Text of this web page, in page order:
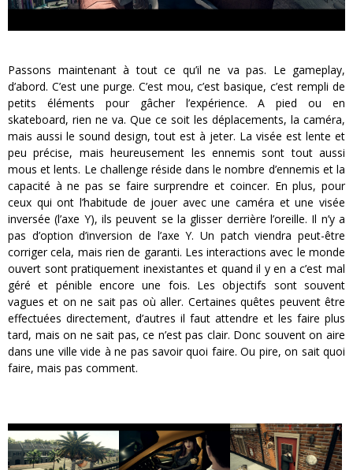
Passons maintenant à tout ce qu’il ne va pas. Le gameplay,
d’abord. C’est une purge. C’est mou, c’est basique, c’est rempli de
petits éléments pour gâcher l’expérience. A pied ou en
skateboard, rien ne va. Que ce soit les déplacements, la caméra,
mais aussi le sound design, tout est à jeter. La visée est lente et
peu précise, mais heureusement les ennemis sont tout aussi
mous et lents. Le challenge réside dans le nombre d’ennemis et la
capacité à ne pas se faire surprendre et coincer. En plus, pour
ceux qui ont l’habitude de jouer avec une caméra et une visée
inversée (l’axe Y), ils peuvent se la glisser derrière l’oreille. Il n’y a
pas d’option d’inversion de l’axe Y. Un patch viendra peut-être
corriger cela, mais rien de garanti. Les interactions avec le monde
ouvert sont pratiquement inexistantes et quand il y en a c’est mal
géré et pénible encore une fois. Les objectifs sont souvent
vagues et on ne sait pas où aller. Certaines quêtes peuvent être
effectuées directement, d’autres il faut attendre et les faire plus
tard, mais on ne sait pas, ce n’est pas clair. Donc souvent on aire
dans une ville vide à ne pas savoir quoi faire. Ou pire, on sait quoi
faire, mais pas comment.